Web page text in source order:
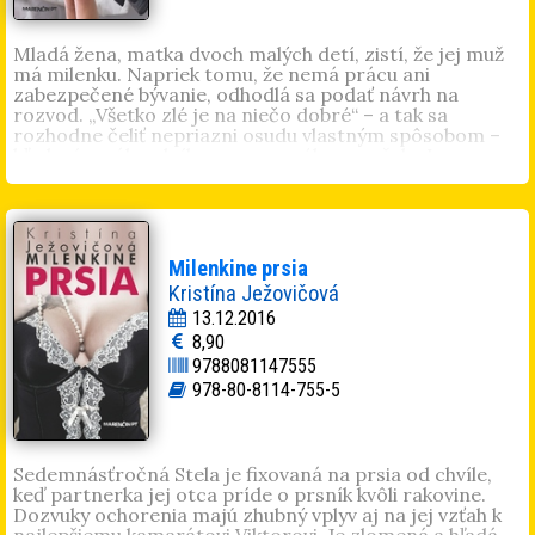
Mladá žena, matka dvoch malých detí, zistí, že jej muž
má milenku. Napriek tomu, že nemá prácu ani
zabezpečené bývanie, odhodlá sa podať návrh na
rozvod. „Všetko zlé je na niečo dobré“ – a tak sa
rozhodne čeliť nepriazni osudu vlastným spôsobom –
Lena Lemonováje pseudonym bratislavskej autorky
narodenej v Trnave. Vyštudovala politológiu a
pracovala prevažne v IT oblasti. V minulosti sa venovala
spevu a písaniu textov k piesňam. Je vydatá a má dve
deti.
Milenkine prsia
Kristína Ježovičová
13.12.2016
8,90
9788081147555
978-80-8114-755-5
Sedemnásťročná Stela je fixovaná na prsia od chvíle,
keď partnerka jej otca príde o prsník kvôli rakovine.
Dozvuky ochorenia majú zhubný vplyv aj na jej vzťah k